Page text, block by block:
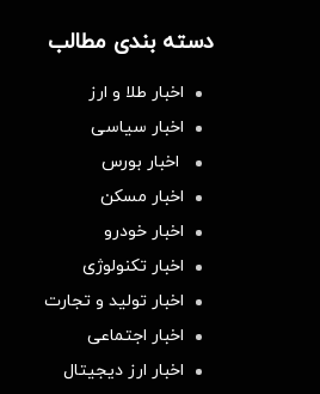
دسته بندی مطالب
اخبار طلا و ارز
اخبار سیاسی
اخبار بورس
اخبار مسکن
اخبار خودرو
اخبار تکنولوژی
اخبار تولید و تجارت
اخبار اجتماعی
اخبار ارز دیجیتال